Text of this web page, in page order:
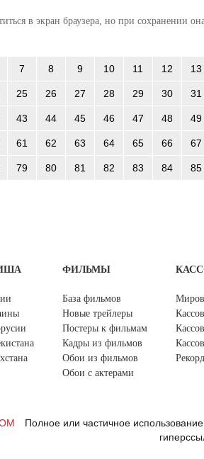
в экран браузера, но при сохранении
7 8 9 10 11 12 13
25 26 27 28 29 30 31
43 44 45 46 47 48 49
61 62 63 64 65 66 67
79 80 81 82 83 84 85
ФИЛЬМЫ
База фильмов
Новые трейлеры
Постеры к фильмам
Кадры из фильмов
Обои из фильмов
Обои с актерами
Полное или частичное